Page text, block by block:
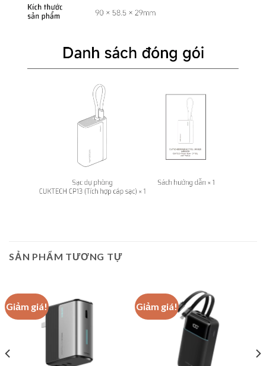
SẢN PHẨM TƯƠNG TỰ
Giảm giá! Giảm giá!